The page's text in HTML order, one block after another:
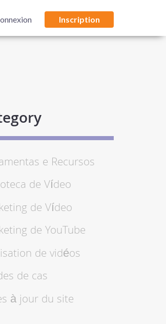
Inscription
e Recursos
de Vídeo
de Vídeo
de YouTube
de vidéos
de cas
à jour du site